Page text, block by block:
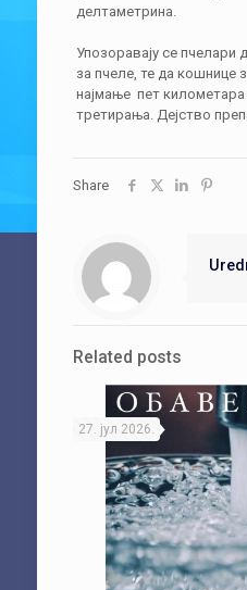
делтаметрина.
Упозоравају се пчелари
за пчеле, те да кошницe
најмање пет
третирања. Дејство
Share
Related posts
27. јул 2026.